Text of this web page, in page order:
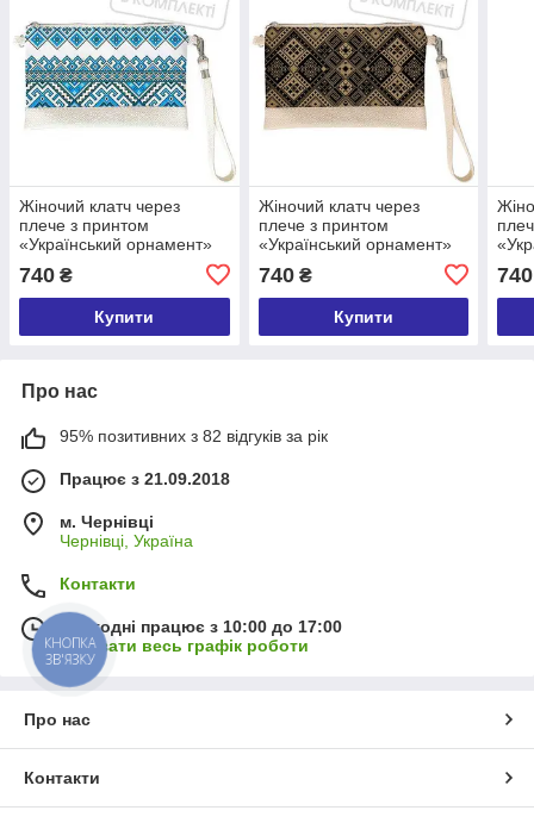
Жіночий клатч через
плече з принтом
«Український орнамент»
комплекті
740 ₴
Купити
Жіночий клатч через
плече з принтом
«Український орнамент»
комплекті
740₴
Купити
740
Про нас
95% позитивних з 82 відгуків за рік
Працює з 21.09.2018
м. Чернівці
Чернівці, Україна
Контакти
Сьогодні працює з 10:00 до 17:00
Показати весь графік роботи
Про нас
Контакти
КНОПКА
ЗВ'ЯЗКУ